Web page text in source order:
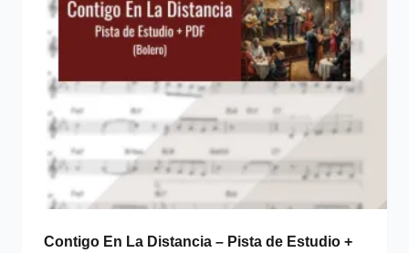
Contigo En La Distancia – Pista de Estudio +